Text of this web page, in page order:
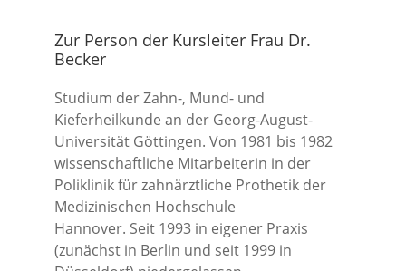
Zur Person der Kursleiter Frau Dr.
Becker
Studium der Zahn-, Mund- und
Kieferheilkunde an der Georg-August-
Universität Göttingen. Von 1981 bis 1982
wissenschaftliche Mitarbeiterin in der
Poliklinik für zahnärztliche Prothetik der
Medizinischen Hochschule
Hannover. Seit 1993 in eigener Praxis
(zunächst in Berlin und seit 1999 in